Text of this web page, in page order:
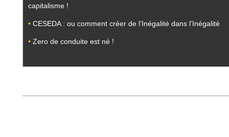
capitalisme !
• CESEDA : ou comment créer de l’Inégalité dans l’Inégalité
• Zero de conduite est né !